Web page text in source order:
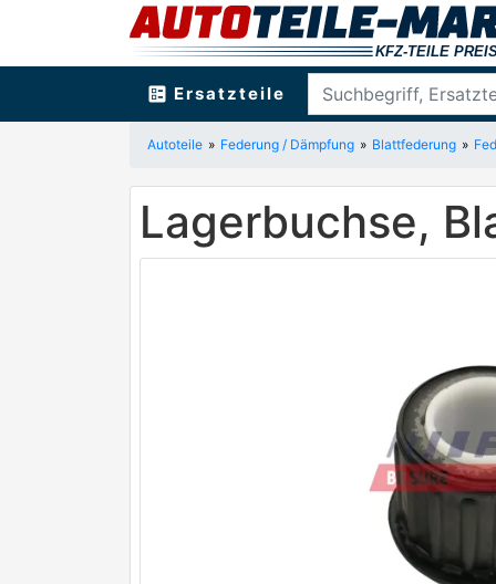
ballot Ersatzteile
Autoteile Federung / Dämpfung Blattfederung
Lagerbuchse,